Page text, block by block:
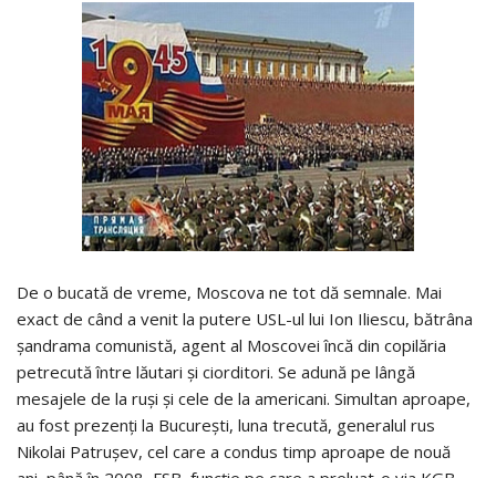
De o bucată de vreme, Moscova ne tot dă semnale. Mai
exact de când a venit la putere USL-ul lui Ion Iliescu, bătrâna
șandrama comunistă, agent al Moscovei încă din copilăria
petrecută între lăutari și ciorditori. Se adună pe lângă
mesajele de la ruși și cele de la americani. Simultan aproape,
au fost prezenți la București, luna trecută, generalul rus
Nikolai Patruşev, cel care a condus timp aproape de nouă